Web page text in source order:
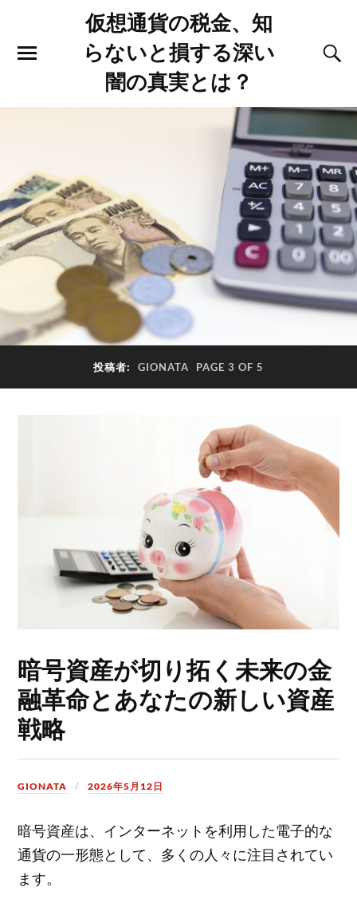
仮想通貨の税金、知
らないと損する深い
闇の真実とは？
投稿者: GIONATA PAGE 3 OF 5
暗号資産が切り拓く未来の金
融革命とあなたの新しい資産
戦略
GIONATA 2026年5月12日
暗号資産は、インターネットを利用した電子的な
通貨の一形態として、多くの人々に注目されてい
ます。